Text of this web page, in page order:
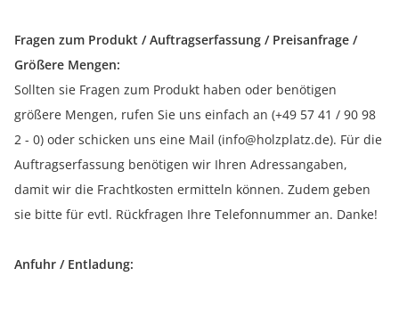
Fragen zum Produkt / Auftragserfassung / Preisanfrage /
Größere Mengen:
Sollten sie Fragen zum Produkt haben oder benötigen
größere Mengen, rufen Sie uns einfach an (+49 57 41 / 90 98
2 - 0) oder schicken uns eine Mail (info@holzplatz.de). Für die
Auftragserfassung benötigen wir Ihren Adressangaben,
damit wir die Frachtkosten ermitteln können. Zudem geben
sie bitte für evtl. Rückfragen Ihre Telefonnummer an. Danke!
Anfuhr / Entladung: